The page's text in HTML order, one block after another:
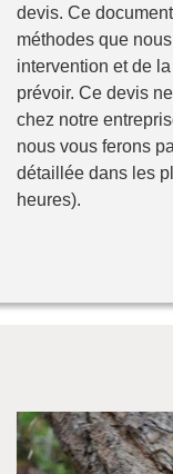
devis. Ce
méthodes que
intervention et de
prévoir. Ce devis
chez notre
nous vous ferons
détaillée dans les
heures).